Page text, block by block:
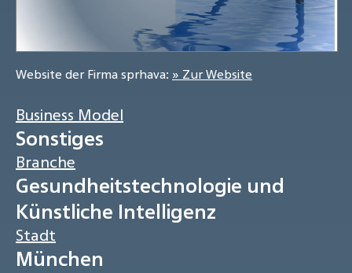
Website der Firma sprhava: » Zur Website
Business Model
Sonstiges
Branche
Gesundheitstechnologie und
Künstliche Intelligenz
Stadt
München